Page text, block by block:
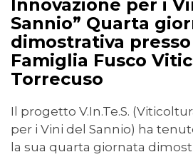
Innovazione per i
Sannio” Quarta
dimostrativa
Famiglia Fusco
Torrecuso
Il progetto V.In.Te.S.
per i Vini del Sannio) ha
la sua quarta giornata